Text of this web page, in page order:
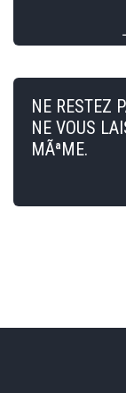
NE RESTEZ
NE VOUS
MÃªME.